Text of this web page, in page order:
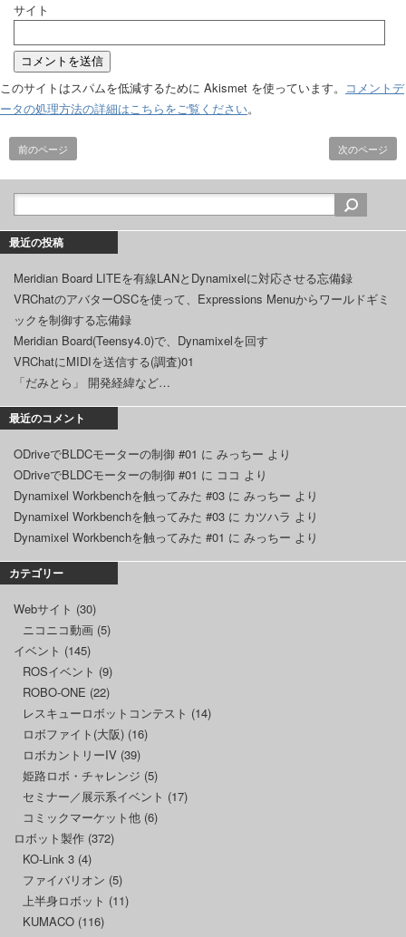
サイト
このサイトはスパムを低減するために Akismet を使っています。 コメントデ
ータの処理方法の詳細はこちらをご覧ください。
前のページ 次のページ
最近の投稿
Meridian Board LITEを有線LANとDynamixelに対応させる忘備録
VRChatのアバターOSCを使って、Expressions Menuからワールドギミ
ックを制御する忘備録
Meridian Board(Teensy4.0)で、Dynamixelを回す
VRChatにMIDIを送信する(調査)01
「だみとら」 開発経緯など…
最近のコメント
ODriveでBLDCモーターの制御 #01 に みっちー より
ODriveでBLDCモーターの制御 #01 に ココ より
Dynamixel Workbenchを触ってみた #03 に みっちー より
Dynamixel Workbenchを触ってみた #03 に カツハラ より
Dynamixel Workbenchを触ってみた #01 に みっちー より
カテゴリー
Webサイト (30)
ニコニコ動画 (5)
イベント (145)
ROSイベント (9)
ROBO-ONE (22)
レスキューロボットコンテスト (14)
ロボファイト(大阪) (16)
ロボカントリーIV (39)
姫路ロボ・チャレンジ (5)
セミナー／展示系イベント (17)
コミックマーケット他 (6)
ロボット製作 (372)
KO-Link 3 (4)
ファイバリオン (5)
上半身ロボット (11)
KUMACO (116)